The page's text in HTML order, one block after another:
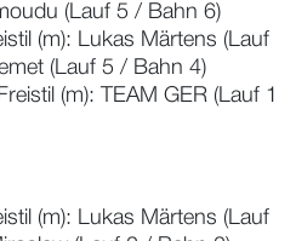
(Lauf 5 / Bahn 6)
(m): Lukas Märtens (Lauf
(Lauf 5 / Bahn 4)
(m): TEAM GER (Lauf 1
(m): Lukas Märtens (Lauf